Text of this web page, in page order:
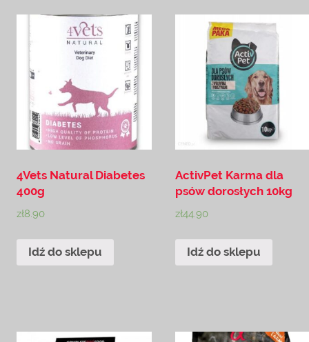
4Vets Natural Diabetes
400g
zł8.90
Idź do sklepu
ActivPet Karma dla
psów dorosłych 10kg
zł44.90
Idź do sklepu